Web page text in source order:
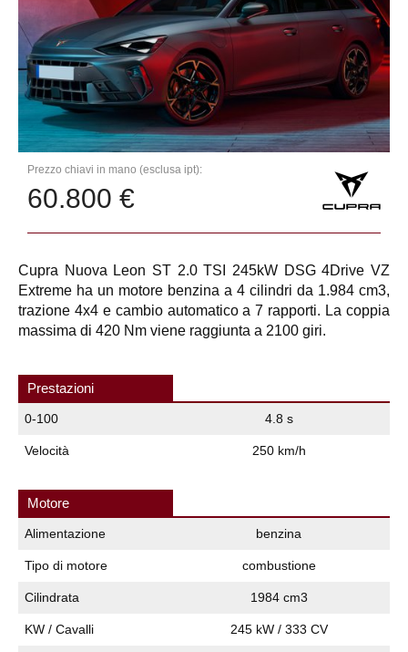
Prezzo chiavi in mano (esclusa ipt):
60.800 €
Cupra Nuova Leon ST 2.0 TSI 245kW DSG 4Drive VZ
Extreme ha un motore benzina a 4 cilindri da 1.984 cm3,
trazione 4x4 e cambio automatico a 7 rapporti. La coppia
massima di 420 Nm viene raggiunta a 2100 giri.
Prestazioni
0-100 4.8 s
Velocità 250 km/h
Motore
Alimentazione benzina
Tipo di motore combustione
Cilindrata 1984 cm3
KW / Cavalli 245 kW / 333 CV